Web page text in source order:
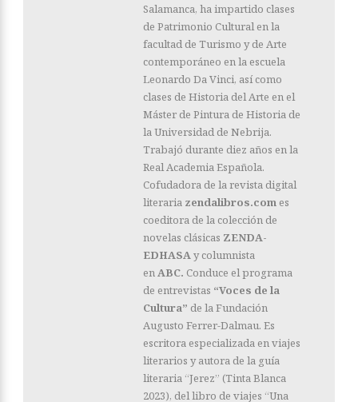
Salamanca, ha impartido clases
de Patrimonio Cultural en la
facultad de Turismo y de Arte
contemporáneo en la escuela
Leonardo Da Vinci, así como
clases de Historia del Arte en el
Máster de Pintura de Historia de
la Universidad de Nebrija.
Trabajó durante diez años en la
Real Academia Española.
Cofudadora de la revista digital
literaria zendalibros.com es
coeditora de la colección de
novelas clásicas ZENDA-
EDHASAy columnista
enABC. Conduce el programa
de entrevistas “Voces de la
Cultura” de la Fundación
Augusto Ferrer-Dalmau. Es
escritora especializada en viajes
literarios y autora de la guía
literaria “Jerez” (Tinta Blanca
2023), del libro de viajes “Una